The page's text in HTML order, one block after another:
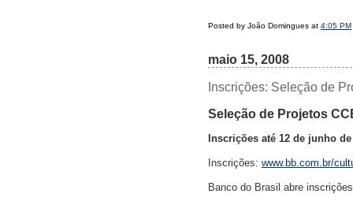
Posted by João Domingues at 4:05 PM
maio 15, 2008
Inscrições: Seleção de
Seleção de Projetos
Inscrições até 12 de junho de
Inscrições: www.bb.com.br/
Banco do Brasil abre